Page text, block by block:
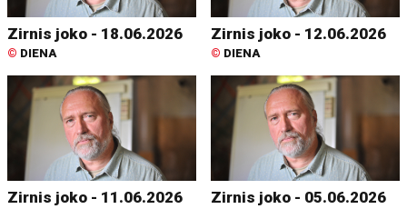
Zirnis joko - 18.06.2026
© DIENA
Zirnis joko - 12.06.2026
© DIENA
Zirnis joko - 11.06.2026 Zirnis joko - 05.06.2026